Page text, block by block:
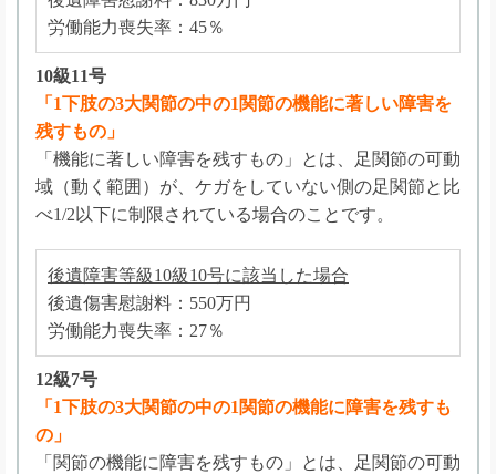
労働能力喪失率：45％
10級11号
「1下肢の3大関節の中の1関節の機能に著しい障害を
残すもの」
「機能に著しい障害を残すもの」とは、足関節の可動
域（動く範囲）が、ケガをしていない側の足関節と比
べ1/2以下に制限されている場合のことです。
後遺障害等級10級10号に該当した場合
後遺傷害慰謝料：550万円
労働能力喪失率：27％
12級7号
「1下肢の3大関節の中の1関節の機能に障害を残すも
の」
「関節の機能に障害を残すもの」とは、足関節の可動